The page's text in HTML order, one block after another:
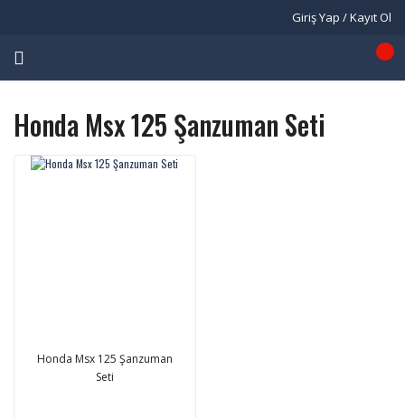
Giriş Yap / Kayıt Ol
Honda Msx 125 Şanzuman Seti
Honda Msx 125 Şanzuman
Seti